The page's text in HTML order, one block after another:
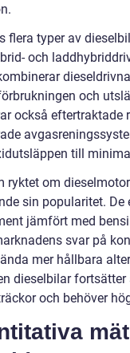
flera typer av
och
och
också eftertraktade
till
ryktet om
sin popularitet. De
jämfört med
svar på
mer hållbara
dieselbilar
och behöver